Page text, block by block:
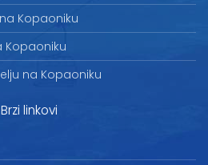
Kopaoniku
Kopaoniku
na Kopaoniku
Brzi linkovi